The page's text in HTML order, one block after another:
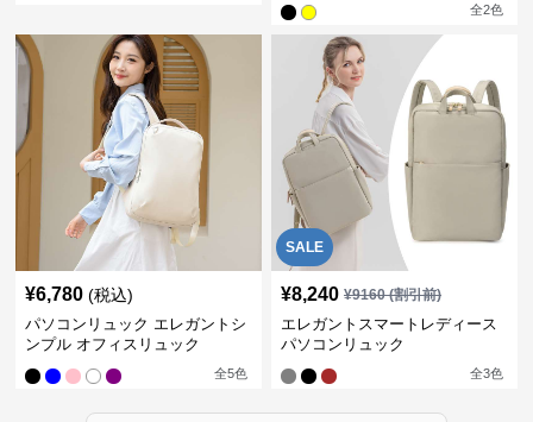
全2色
¥6,780 (税込)
パソコンリュック エレガントシ
ンプル オフィスリュック
全5色
SALE
¥8,240 ¥9160(割引前)
エレガントスマートレディース
パソコンリュック
全3色